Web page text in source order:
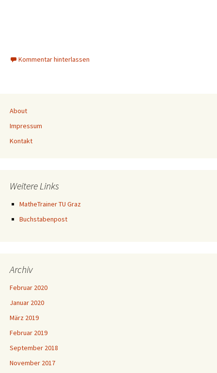
Kommentar hinterlassen
About
Impressum
Kontakt
Weitere Links
MatheTrainer TU Graz
Buchstabenpost
Archiv
Februar 2020
Januar 2020
März 2019
Februar 2019
September 2018
November 2017